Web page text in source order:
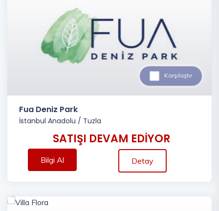
Karşılaştır
Fua Deniz Park
İstanbul Anadolu / Tuzla
SATIŞI DEVAM EDİYOR
Bilgi Al Detay